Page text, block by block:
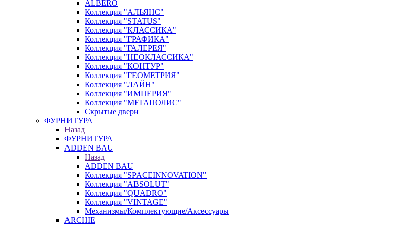
ALBERO
Коллекция "АЛЬЯНС"
Коллекция "STATUS"
Коллекция "КЛАССИКА"
Коллекция "ГРАФИКА"
Коллекция "ГАЛЕРЕЯ"
Коллекция "НЕОКЛАССИКА"
Коллекция "КОНТУР"
Коллекция "ГЕОМЕТРИЯ"
Коллекция "ЛАЙН"
Коллекция "ИМПЕРИЯ"
Коллекция "МЕГАПОЛИС"
Скрытые двери
ФУРНИТУРА
Назад
ФУРНИТУРА
ADDEN BAU
Назад
ADDEN BAU
Коллекция "SPACEINNOVATION"
Коллекция "ABSOLUT"
Коллекция "QUADRO"
Коллекция "VINTAGE"
Механизмы/Комплектующие/Аксессуары
ARCHIE